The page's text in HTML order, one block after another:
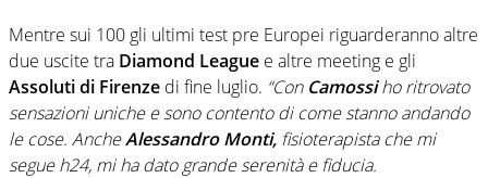
Mentre sui 100 gli ultimi test pre Europei riguarderanno altre
due uscite tra Diamond League e altre meeting e gli
Assoluti di Firenze di fine luglio. “Con Camossiho ritrovato
sensazioni uniche e sono contento di come stanno andando
le cose. AncheAlessandro Monti, fisioterapista che mi
segue h24, mi ha dato grande serenità e fiducia.